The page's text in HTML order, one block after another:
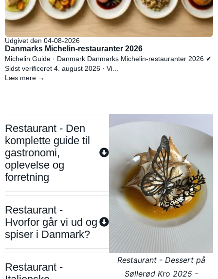
Udgivet den 04-08-2026
Danmarks Michelin-restauranter 2026
Michelin Guide · Danmark Danmarks Michelin-restauranter 2026 ✔
Sidst verificeret 4. august 2026 · Vi...
Læs mere →
Restaurant - Den
komplette guide til
gastronomi,
oplevelse og
forretning
Restaurant -
Hvorfor går vi ud og
spiser i Danmark?
Restaurant -
Restaurant - Dessert på
Søllerød Kro 2025 -